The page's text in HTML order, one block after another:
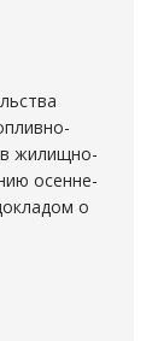
жилищно-
осенне-
о